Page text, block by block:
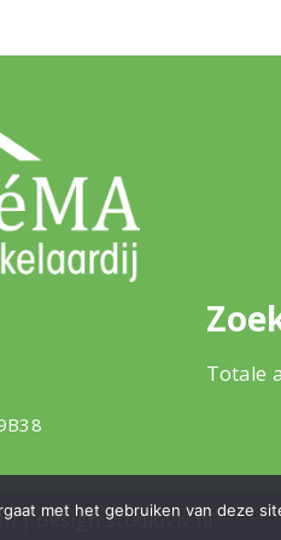
Totale
| designstudioviv.nl
met het gebruiken van deze